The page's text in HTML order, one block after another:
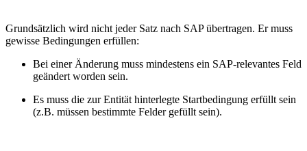
Grundsätzlich wird nicht jeder Satz nach SAP übertragen. Er muss
gewisse Bedingungen erfüllen:
Bei einer Änderung muss mindestens ein SAP-relevantes Feld
geändert worden sein.
Es muss die zur Entität hinterlegte Startbedingung erfüllt sein
(z.B. müssen bestimmte Felder gefüllt sein).